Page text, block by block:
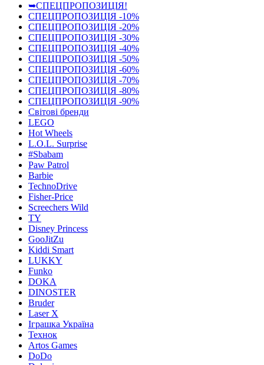
➥СПЕЦПРОПОЗИЦІЯ!
СПЕЦПРОПОЗИЦІЯ -10%
СПЕЦПРОПОЗИЦІЯ -20%
СПЕЦПРОПОЗИЦІЯ -30%
СПЕЦПРОПОЗИЦІЯ -40%
СПЕЦПРОПОЗИЦІЯ -50%
СПЕЦПРОПОЗИЦІЯ -60%
СПЕЦПРОПОЗИЦІЯ -70%
СПЕЦПРОПОЗИЦІЯ -80%
СПЕЦПРОПОЗИЦІЯ -90%
Світові бренди
LEGO
Hot Wheels
L.O.L. Surprise
#Sbabam
Paw Patrol
Barbie
TechnoDrive
Fisher-Price
Screechers Wild
TY
Disney Princess
GooJitZu
Kiddi Smart
LUKKY
Funko
DOKA
DINOSTER
Bruder
Laser X
Іграшка Україна
Технок
Artos Games
DoDo